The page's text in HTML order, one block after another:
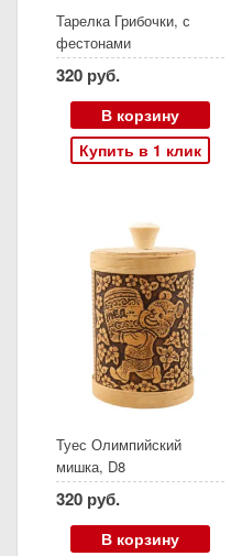
Тарелка Грибочки, с
фестонами
320 руб.
В корзину
Купить в 1 клик
Туес Олимпийский
мишка, D8
320 руб.
В корзину